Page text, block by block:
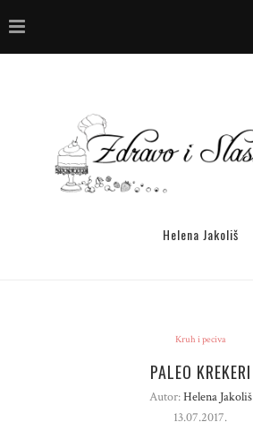
Helena Jakoliš
Kruh i peciva
PALEO KREKERI
Autor:Helena Jakoliš
13.07.2017.